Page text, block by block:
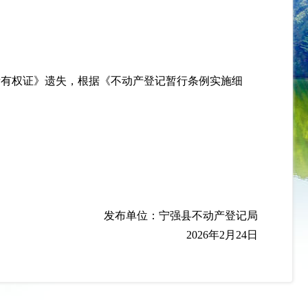
权证》 遗失，根据《不动产登记暂行条例实施细
县不动产登记局
2月24日